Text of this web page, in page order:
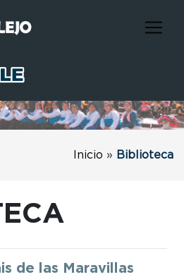
Inicio » Biblioteca
de las Maravillas